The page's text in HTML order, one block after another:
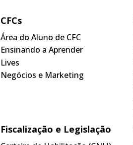
CFCs
Área do Aluno de CFC
Ensinando a Aprender
Lives
Negócios e Marketing
Fiscalização e Legislação